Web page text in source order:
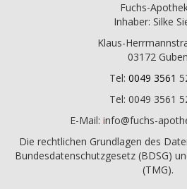
Fuchs-
Inhaber: Silke
Klaus-
03172 Guben
Tel: 0049 3561
Tel: 0049 3561
E-Mail: info@fuchs-
Die rechtlichen Grundlagen des
Bundesdatenschutzgesetz (BDSG)
(TMG).